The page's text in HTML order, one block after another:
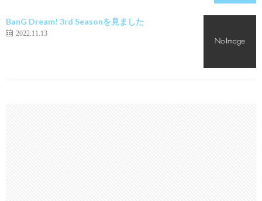
BanG Dream! 3rd Seasonを見ました
2022.11.13